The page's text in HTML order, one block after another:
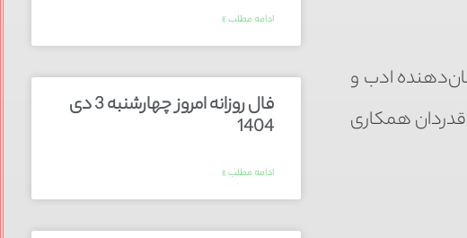
ادب و
همکاری
ادامه مطلب »
فال روزانه امروز چهارشنبه 3 دی
1404
ادامه مطلب »